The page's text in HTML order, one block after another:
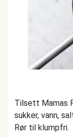
Tilsett Mamas
sukker, vann,
Rør til klumpfri.